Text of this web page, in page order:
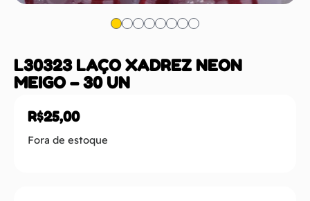
L30323 LAÇO XADREZ NEON
MEIGO – 30 UN
R$25,00
Fora de estoque